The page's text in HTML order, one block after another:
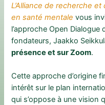
L’Alliance de recherche
en santé mentale vous
l’approche Open
fondateurs, Jaakko
présence et sur Zoom.
Cette approche d’origine
intérêt sur le plan
qui s’oppose à une vision